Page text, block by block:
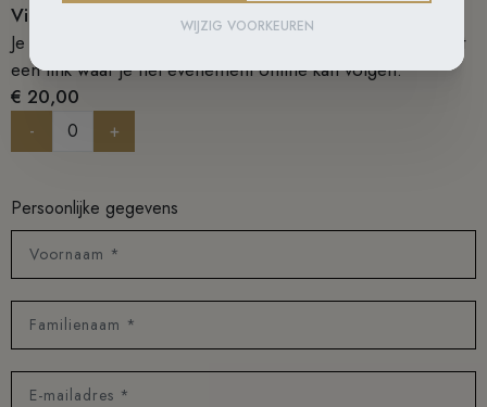
Via streaming thuis (steuntarief)
Je ontvangt voor aanvang van het evenement een mail met
een link waar je het evenement online kan volgen.
€ 20,00
- +
Persoonlijke gegevens
Voornaam *
Familienaam *
E-mailadres *
WIJZIG VOORKEUREN